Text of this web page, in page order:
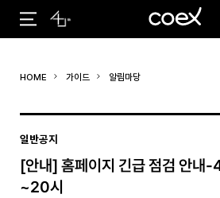
#코엑스 전시 #행사
HOME 가이드 알림마당
일반공지
[안내] 홈페이지 긴급 점검 안내
~20시